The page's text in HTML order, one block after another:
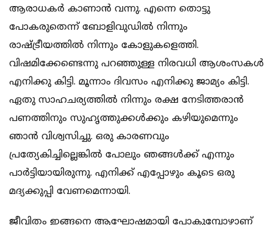
ആരാധകര്‍ കാണാന്‍ വന്നു. എന്നെ തൊട്ടു
പോകരുതെന്ന് ബോളിവുഡില്‍ നിന്നും
രാഷ്ട്രീയത്തില്‍ നിന്നും കോളുകളെത്തി.
വിഷമിക്കേണ്ടെന്നു പറഞ്ഞുള്ള നിരവധി ആശംസകള്‍
എനിക്കു കിട്ടി. മൂന്നാം ദിവസം എനിക്കു ജാമ്യം കിട്ടി.
ഏതു സാഹചര്യത്തില്‍ നിന്നും രക്ഷ നേടിത്തരാന്‍
പണത്തിനും സുഹൃത്തുക്കള്‍ക്കും കഴിയുമെന്നും
ഞാന്‍ വിശ്വസിച്ചു. ഒരു കാരണവും
പ്രത്യേകിച്ചില്ലെങ്കില്‍ പോലും ഞങ്ങള്‍ക്ക് എന്നും
പാര്‍ട്ടിയായിരുന്നു. എനിക്ക് എപ്പോഴും കൂടെ ഒരു
മദ്യക്കുപ്പി വേണമെന്നായി.
ജീവിതം ഇങ്ങനെ ആഘോഷമായി പോകുമ്പോഴാണ്